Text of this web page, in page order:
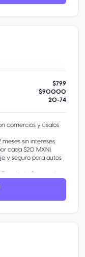
$799
$90000
20-74
comercios y úsalos
sin intereses.
cada $20 MXN).
y seguro para autos
de Cuenta de tu
más fáciles, paga
Monto máximo
a $1,000 pesos paga